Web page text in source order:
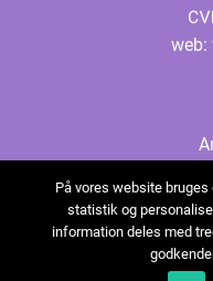
web:
På vores website
statistik og
information deles med